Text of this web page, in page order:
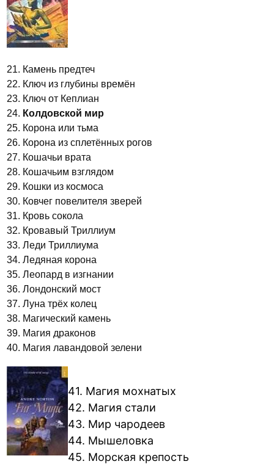
21. Камень предтеч
22. Ключ из глубины времён
23. Ключ от Кеплиан
24. Колдовской мир
25. Корона или тьма
26. Корона из сплетённых рогов
27. Кошачьи врата
28. Кошачьим взглядом
29. Кошки из космоса
30. Ковчег повелителя зверей
31. Кровь сокола
32. Кровавый Триллиум
33. Леди Триллиума
34. Ледяная корона
35. Леопард в изгнании
36. Лондонский мост
37. Луна трёх колец
38. Магический камень
39. Магия драконов
40. Магия лавандовой зелени
41. Магия мохнатых
42. Магия стали
43. Мир чародеев
44. Мышеловка
45. Морская крепость